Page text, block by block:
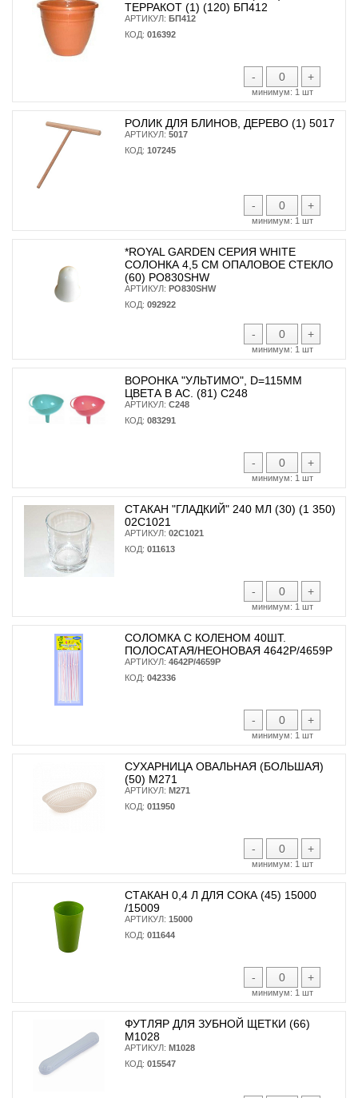
ТЕРРАКОТ (1) (120) БП412
АРТИКУЛ: БП412
КОД: 016392
- +
минимум: 1 шт
РОЛИК ДЛЯ БЛИНОВ, ДЕРЕВО (1) 5017
АРТИКУЛ: 5017
КОД: 107245
- +
минимум: 1 шт
*ROYAL GARDEN СЕРИЯ WHITE
СОЛОНКА 4,5 СМ ОПАЛОВОЕ СТЕКЛО
(60) PO830SHW
АРТИКУЛ: PO830SHW
КОД: 092922
- +
минимум: 1 шт
ВОРОНКА "УЛЬТИМО", D=115ММ
ЦВЕТА В АС. (81) С248
АРТИКУЛ: С248
КОД: 083291
- +
минимум: 1 шт
СТАКАН "ГЛАДКИЙ" 240 МЛ (30) (1 350)
02С1021
АРТИКУЛ: 02С1021
КОД: 011613
- +
минимум: 1 шт
СОЛОМКА С КОЛЕНОМ 40ШТ.
ПОЛОСАТАЯ/НЕОНОВАЯ 4642Р/4659Р
АРТИКУЛ: 4642Р/4659Р
КОД: 042336
- +
минимум: 1 шт
СУХАРНИЦА ОВАЛЬНАЯ (БОЛЬШАЯ)
(50) М271
АРТИКУЛ: М271
КОД: 011950
- +
минимум: 1 шт
СТАКАН 0,4 Л ДЛЯ СОКА (45) 15000
/15009
АРТИКУЛ: 15000
КОД: 011644
- +
минимум: 1 шт
ФУТЛЯР ДЛЯ ЗУБНОЙ ЩЕТКИ (66)
М1028
АРТИКУЛ: М1028
КОД: 015547